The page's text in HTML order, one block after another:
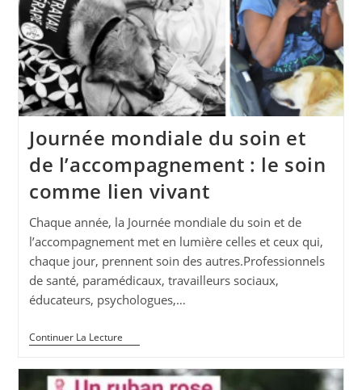
Journée mondiale du soin et
de l’accompagnement : le soin
comme lien vivant
Chaque année, la Journée mondiale du soin et de
l’accompagnement met en lumière celles et ceux qui,
chaque jour, prennent soin des autres.Professionnels
de santé, paramédicaux, travailleurs sociaux,
éducateurs, psychologues,…
Continuer La LectureJournée
Mondiale
Soin